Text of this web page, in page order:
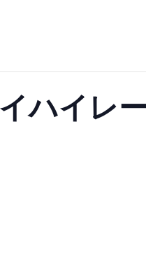
ハイレ